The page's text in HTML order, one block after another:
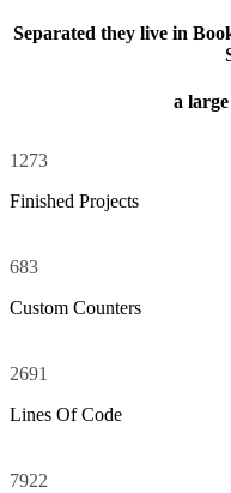
Separated they live in
a
1273
Finished Projects
683
Custom Counters
2691
Lines Of Code
7922